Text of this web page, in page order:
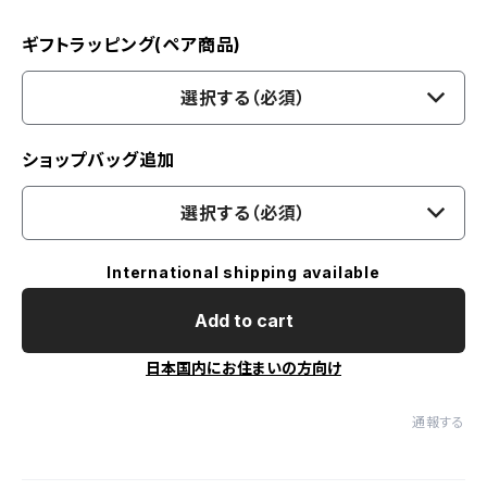
ギフトラッピング(ペア商品)
選択する（必須）
ショップバッグ追加
選択する（必須）
International shipping available
Add to cart
日本国内にお住まいの方向け
通報する